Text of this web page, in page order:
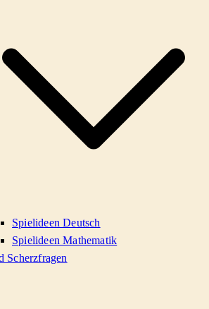
Spielideen Deutsch
Spielideen Mathematik
Scherzfragen